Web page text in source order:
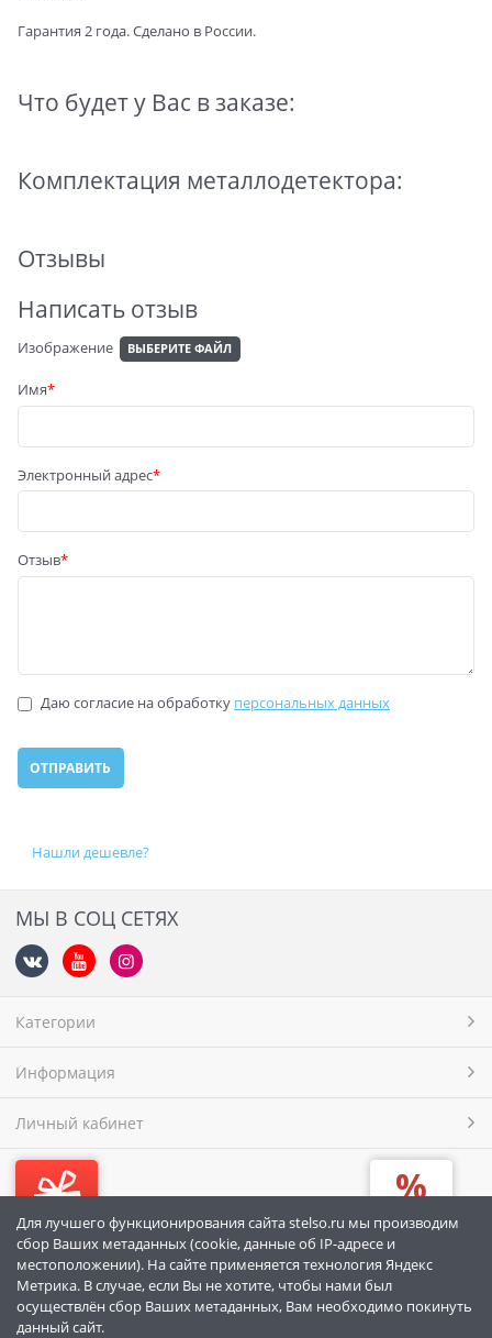
Гарантия 2 года. Сделано в России.
Что будет у Вас в заказе:
Комплектация металлодетектора:
Отзывы
Написать отзыв
Изображение ВЫБЕРИТЕ ФАЙЛ
Имя
Электронный адрес
Отзыв
Даю согласие на обработку персональных данных
Нашли дешевле?
МЫ В СОЦ СЕТЯХ
Категории
Информация
Личный кабинет
Подарочный сертификат Бонусная карта
МЫ ПРИНИМАЕМ
Для лучшего функционирования сайта stelso.ru мы производим
сбор Ваших метаданных (cookie, данные об IP-адресе и
местоположении). На сайте применяется технология Яндекс
Метрика. В случае, если Вы не хотите, чтобы нами был
осуществлён сбор Ваших метаданных, Вам необходимо покинуть
данный сайт.